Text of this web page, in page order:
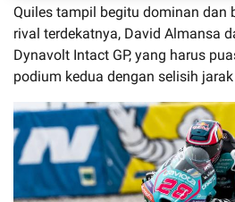
Quiles tampil begitu dominan dan
rival terdekatnya, David Almansa
Dynavolt Intact GP, yang harus
podium kedua dengan selisih